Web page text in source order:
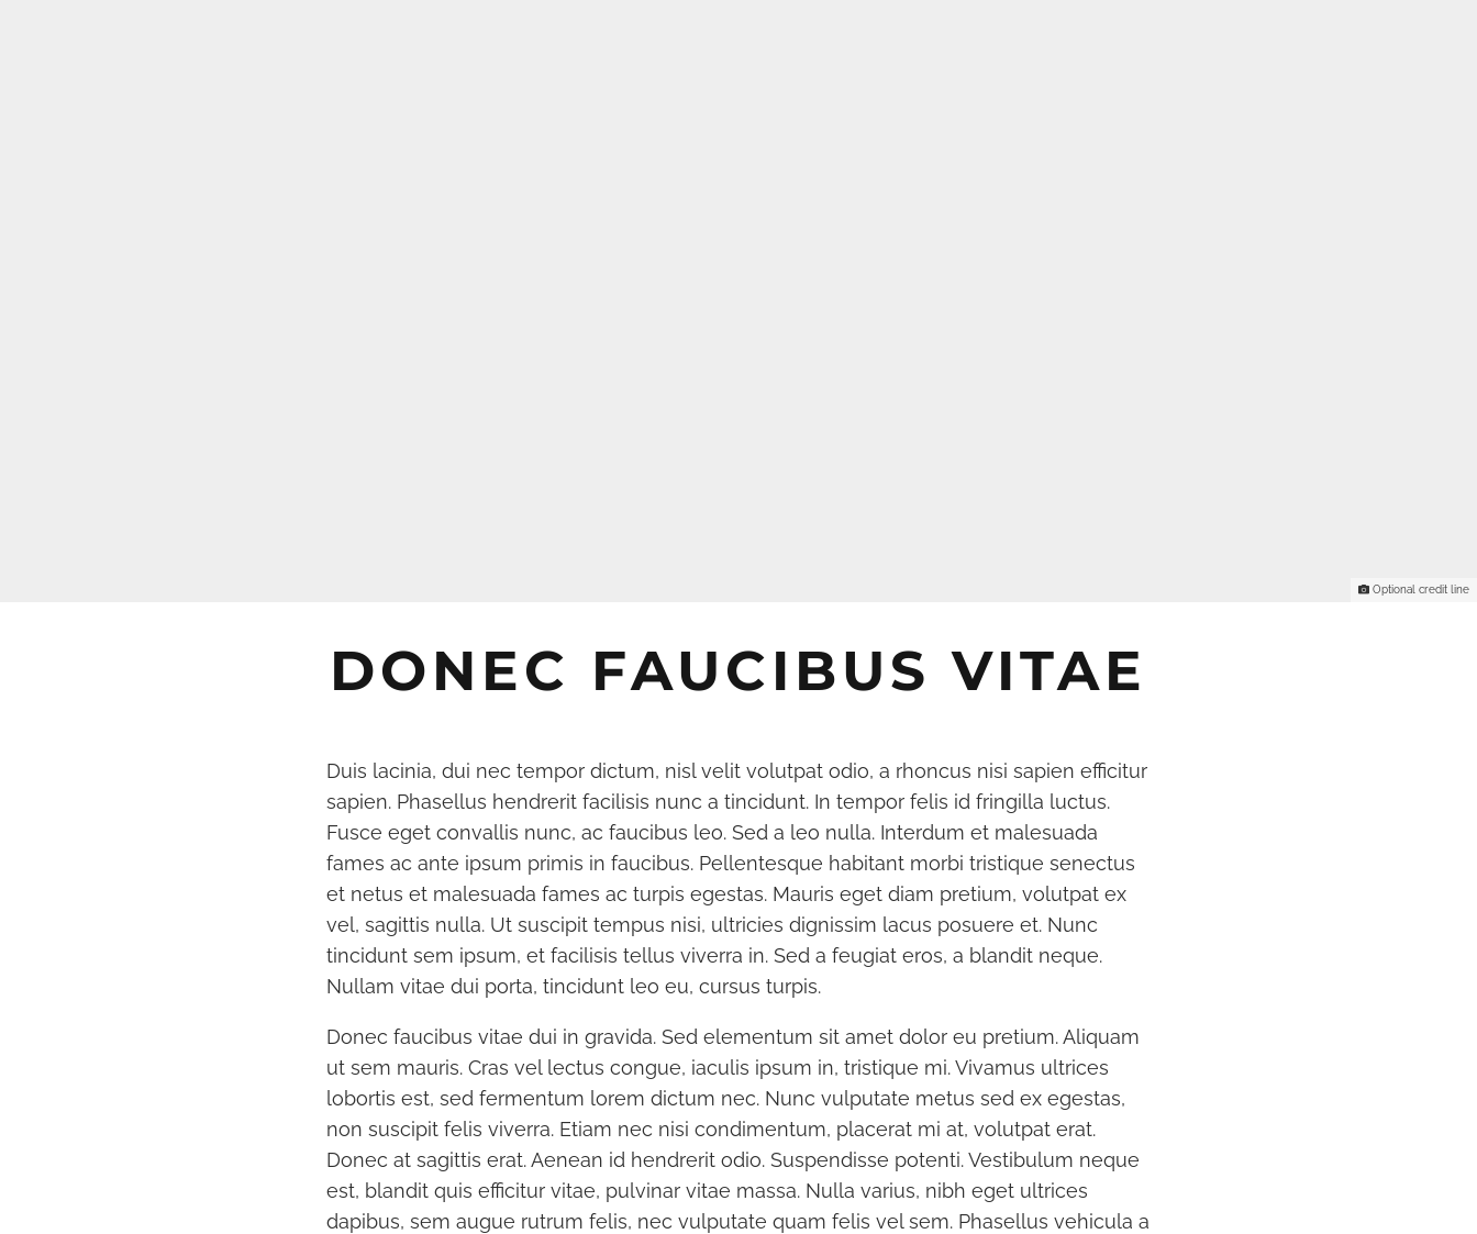
Optional credit line
DONEC FAUCIBUS VITAE
Duis lacinia, dui nec tempor dictum, nisl velit volutpat odio, a rhoncus nisi sapien efficitur
sapien. Phasellus hendrerit facilisis nunc a tincidunt. In tempor felis id fringilla luctus.
Fusce eget convallis nunc, ac faucibus leo. Sed a leo nulla. Interdum et malesuada
fames ac ante ipsum primis in faucibus. Pellentesque habitant morbi tristique senectus
et netus et malesuada fames ac turpis egestas. Mauris eget diam pretium, volutpat ex
vel, sagittis nulla. Ut suscipit tempus nisi, ultricies dignissim lacus posuere et. Nunc
tincidunt sem ipsum, et facilisis tellus viverra in. Sed a feugiat eros, a blandit neque.
Nullam vitae dui porta, tincidunt leo eu, cursus turpis.
Donec faucibus vitae dui in gravida. Sed elementum sit amet dolor eu pretium. Aliquam
ut sem mauris. Cras vel lectus congue, iaculis ipsum in, tristique mi. Vivamus ultrices
lobortis est, sed fermentum lorem dictum nec. Nunc vulputate metus sed ex egestas,
non suscipit felis viverra. Etiam nec nisi condimentum, placerat mi at, volutpat erat.
Donec at sagittis erat. Aenean id hendrerit odio. Suspendisse potenti. Vestibulum neque
est, blandit quis efficitur vitae, pulvinar vitae massa. Nulla varius, nibh eget ultrices
dapibus, sem augue rutrum felis, nec vulputate quam felis vel sem. Phasellus vehicula a